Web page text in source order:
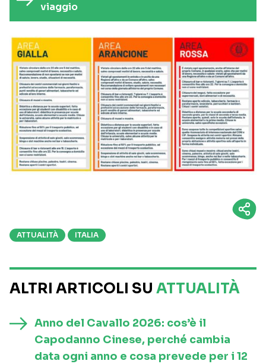
viaggio
ATTUALITÀ ITALIA
ALTRI ARTICOLI SU ATTUALITÀ
Anno del Cavallo 2026: cos’è il
Capodanno Cinese, perché cambia
data ogni anno e cosa prevede per i 12